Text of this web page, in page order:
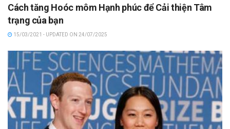
Cách tăng Hoóc môm Hạnh phúc để Cải thiện Tâm
trạng của bạn
15/03/2021 - UPDATED ON 24/07/2025